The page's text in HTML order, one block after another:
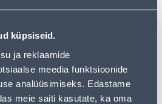
küpsiseid.
ja reklaamide
meedia funktsioonide
analüüsimiseks. Edastame
meie saiti kasutate, ka oma
research by returningto the
options. Happy shopping!
ja parandamiseks, mis sobib
puidu, vineeri, papi, metalli,